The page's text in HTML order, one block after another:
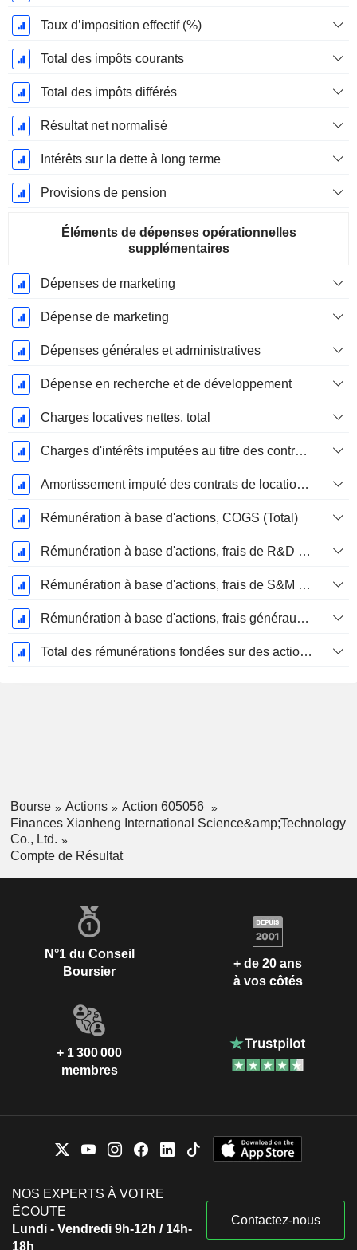
Taux d’imposition effectif (%)
Total des impôts courants
Total des impôts différés
Résultat net normalisé
Intérêts sur la dette à long terme
Provisions de pension
Éléments de dépenses opérationnelles
supplémentaires
Dépenses de marketing
Dépense de marketing
Dépenses générales et administratives
Dépense en recherche et de développement
Charges locatives nettes, total
Charges d'intérêts imputées au titre des contrats de location
Amortissement imputé des contrats de location simple
Rémunération à base d'actions, COGS (Total)
Rémunération à base d'actions, frais de R&D (total)
Rémunération à base d'actions, frais de S&M (total)
Rémunération à base d'actions, frais généraux et administratifs (total)
Total des rémunérations fondées sur des actions
Bourse Actions
Action 605056
Finances Xianheng International Science&amp;Technology
Co., Ltd.
Compte de Résultat
N°1 du Conseil
Boursier
+ de 20 ans
à vos côtés
+ 1 300 000
membres
NOS EXPERTS À VOTRE
ÉCOUTE
Lundi - Vendredi 9h-12h / 14h-
18h
Contactez-nous